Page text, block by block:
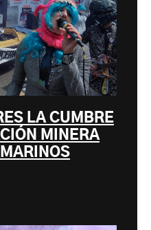
LA CUMBRE
MINERA